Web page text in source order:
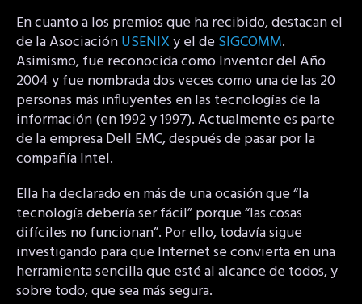
En cuanto a los premios que ha recibido, destacan el
de la AsociaciónUSENIXy el deSIGCOMM.
Asimismo, fue reconocida como Inventor del Año
2004 y fue nombrada dos veces como una de las 20
personas más influyentes en las tecnologías de la
información (en 1992 y 1997). Actualmente es parte
de la empresa Dell EMC, después de pasar por la
compañía Intel.
Ella ha declarado en más de una ocasión que “la
tecnología debería ser fácil” porque “las cosas
difíciles no funcionan”. Por ello, todavía sigue
investigando para que Internet se convierta en una
herramienta sencilla que esté al alcance de todos, y
sobre todo, que sea más segura.